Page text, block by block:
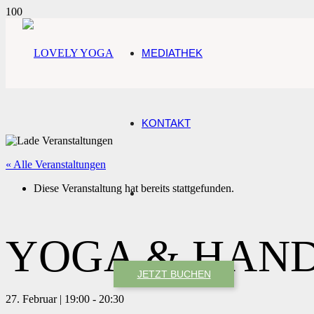
MEDIATHEK
KONTAKT
JETZT BUCHEN
« Alle Veranstaltungen
Diese Veranstaltung hat bereits stattgefunden.
YOGA &
27. Februar | 19:00 - 20:30